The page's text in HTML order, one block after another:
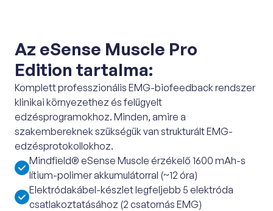
Az eSense Muscle Pro
Edition tartalma:
Komplett professzionális EMG-biofeedback rendszer
klinikai környezethez és felügyelt
edzésprogramokhoz. Minden, amire a
szakembereknek szükségük van strukturált EMG-
edzésprotokollokhoz.
Mindfield® eSense Muscle érzékelő 1600 mAh-s
lítium-polimer akkumulátorral (~12 óra)
Elektródakábel-készlet legfeljebb 5 elektróda
csatlakoztatásához (2 csatornás EMG)